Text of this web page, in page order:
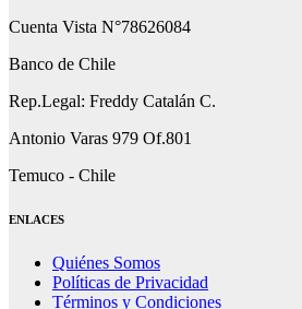
Cuenta Vista N°78626084
Banco de Chile
Rep.Legal: Freddy Catalán C.
Antonio Varas 979 Of.801
Temuco - Chile
ENLACES
Quiénes Somos
Políticas de Privacidad
Términos y Condiciones